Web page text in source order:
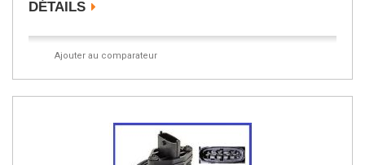
DÉTAILS
Ajouter au comparateur